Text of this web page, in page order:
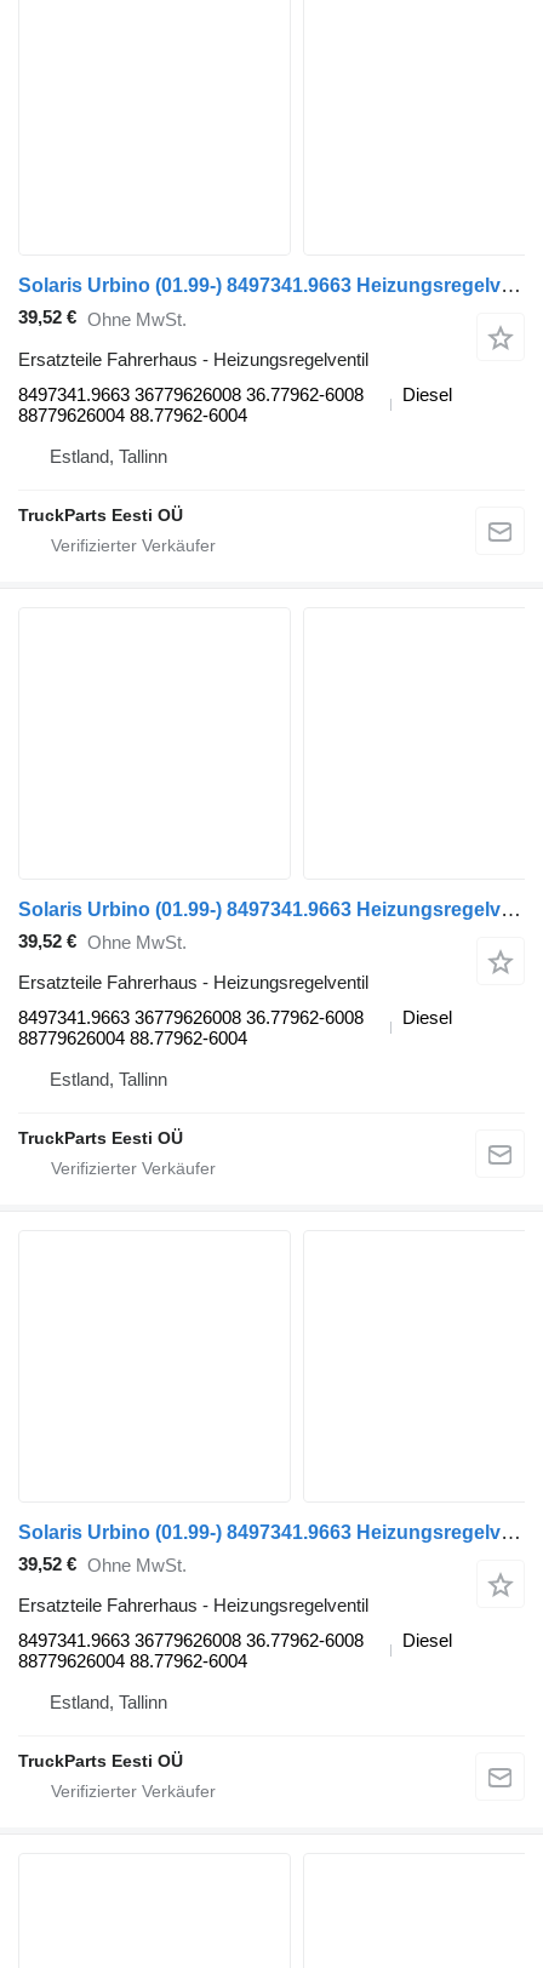
Solaris Urbino (01.99-) 8497341.9663 Heizungsregelventil für Solaris Urbino, Alpino, Vacanza (1999-) Bus
39,52 € Ohne MwSt.
Ersatzteile Fahrerhaus - Heizungsregelventil
8497341.9663 36779626008 36.77962-6008
88779626004 88.77962-6004
Diesel
Estland, Tallinn
TruckParts Eesti OÜ
Solaris Urbino (01.99-) 8497341.9663 Heizungsregelventil für Solaris Urbino, Alpino, Vacanza (1999-) Bus
39,52 € Ohne MwSt.
Ersatzteile Fahrerhaus - Heizungsregelventil
8497341.9663 36779626008 36.77962-6008
88779626004 88.77962-6004
Diesel
Estland, Tallinn
TruckParts Eesti OÜ
Solaris Urbino (01.99-) 8497341.9663 Heizungsregelventil für Solaris Urbino, Alpino, Vacanza (1999-) Bus
39,52 € Ohne MwSt.
Ersatzteile Fahrerhaus - Heizungsregelventil
8497341.9663 36779626008 36.77962-6008
88779626004 88.77962-6004
Diesel
Estland, Tallinn
TruckParts Eesti OÜ